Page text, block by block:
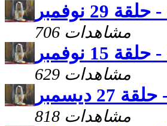
نوفمبر
706 مشاهدات
نوفمبر
629 مشاهدات
ديسمبر
818 مشاهدات